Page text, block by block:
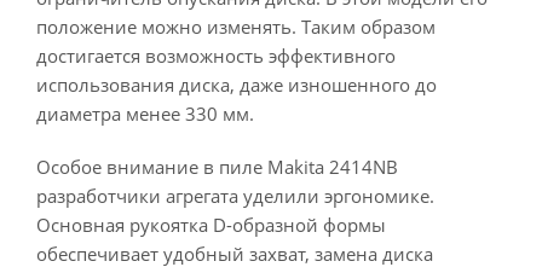
положение можно изменять. Таким образом
достигается возможность эффективного
использования диска, даже изношенного до
диаметра менее 330 мм.
Особое внимание в пиле Makita 2414NB
разработчики агрегата уделили эргономике.
Основная рукоятка D-образной формы
обеспечивает удобный захват, замена диска